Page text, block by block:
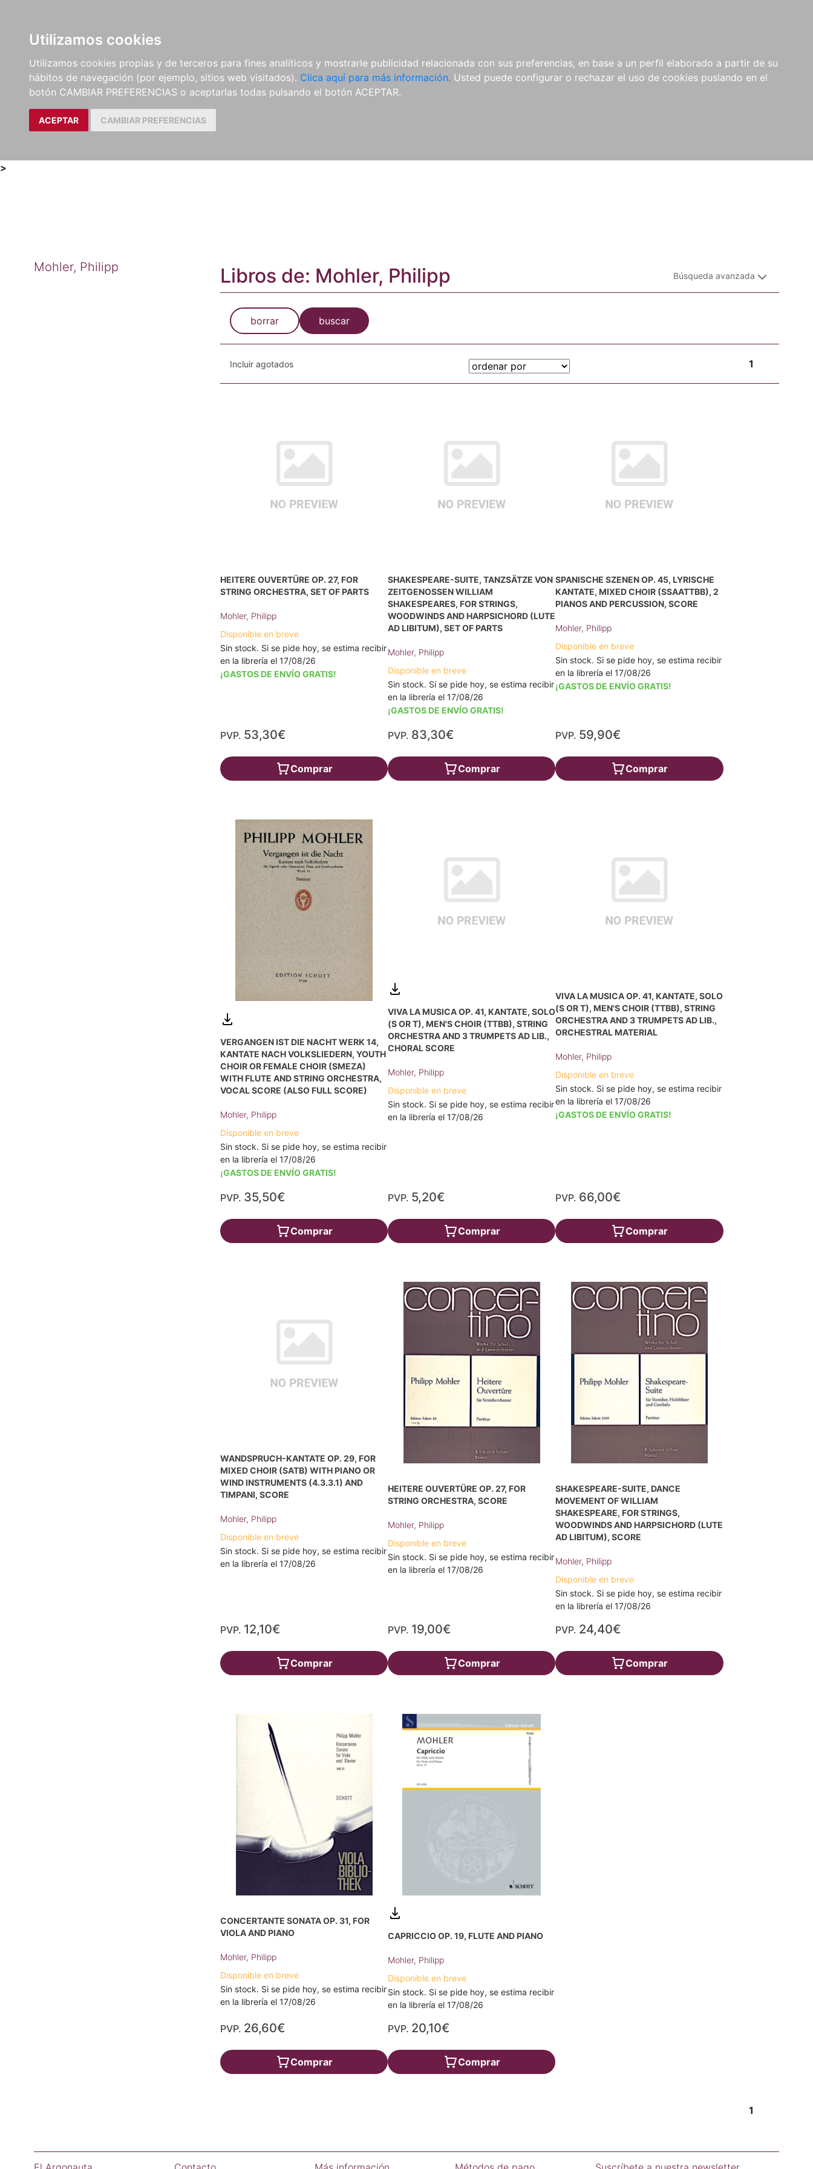
Utilizamos cookies
Utilizamos cookies propias y de terceros para fines analíticos y mostrarle publicidad relacionada con sus preferencias, en base a un perfil elaborado a partir de su
hábitos de navegación (por ejemplo, sitios web visitados). Clica aquí para más información. Usted puede configurar o rechazar el uso de cookies puslando en el
botón CAMBIAR PREFERENCIAS o aceptarlas todas pulsando el botón ACEPTAR.
ACEPTAR CAMBIAR PREFERENCIAS
LIBROS
MÉTODOS Y
EJERCICIOS
PARTITURAS Y EDICIONES
CRÍTICAS
REVISTAS
CDS Y
DVDS
MATERIAL
COMPLEMENTARIO
NOVEDADES NOTICIAS
COMPRAS
INSTITUCIONALES
>
Mohler, Philipp Libros de: Mohler, Philipp Búsqueda avanzada
borrar buscar
Incluir agotados 1
HEITERE OUVERTÜRE OP. 27, FOR
STRING ORCHESTRA, SET OF PARTS
Mohler, Philipp
Disponible en breve
Sin stock. Si se pide hoy, se estima recibir
en la librería el 17/08/26
¡GASTOS DE ENVÍO GRATIS!
PVP. 53,30€
Comprar
SHAKESPEARE-SUITE, TANZSÄTZE VON
ZEITGENOSSEN WILLIAM
SHAKESPEARES, FOR STRINGS,
WOODWINDS AND HARPSICHORD (LUTE
AD LIBITUM), SET OF PARTS
Mohler, Philipp
Disponible en breve
Sin stock. Si se pide hoy, se estima recibir
en la librería el 17/08/26
¡GASTOS DE ENVÍO GRATIS!
PVP. 83,30€
Comprar
SPANISCHE SZENEN OP. 45, LYRISCHE
KANTATE, MIXED CHOIR (SSAATTBB), 2
PIANOS AND PERCUSSION, SCORE
Mohler, Philipp
Disponible en breve
Sin stock. Si se pide hoy, se estima recibir
en la librería el 17/08/26
¡GASTOS DE ENVÍO GRATIS!
PVP. 59,90€
Comprar
VERGANGEN IST DIE NACHT WERK 14,
KANTATE NACH VOLKSLIEDERN, YOUTH
CHOIR OR FEMALE CHOIR (SMEZA)
WITH FLUTE AND STRING ORCHESTRA,
VOCAL SCORE (ALSO FULL SCORE)
Mohler, Philipp
Disponible en breve
Sin stock. Si se pide hoy, se estima recibir
en la librería el 17/08/26
¡GASTOS DE ENVÍO GRATIS!
PVP. 35,50€
Comprar
VIVA LA MUSICA OP. 41, KANTATE, SOLO
(S OR T), MEN'S CHOIR (TTBB), STRING
ORCHESTRA AND 3 TRUMPETS AD LIB.,
CHORAL SCORE
Mohler, Philipp
Disponible en breve
Sin stock. Si se pide hoy, se estima recibir
en la librería el 17/08/26
PVP. 5,20€
Comprar
VIVA LA MUSICA OP. 41, KANTATE, SOLO
(S OR T), MEN'S CHOIR (TTBB), STRING
ORCHESTRA AND 3 TRUMPETS AD LIB.,
ORCHESTRAL MATERIAL
Mohler, Philipp
Disponible en breve
Sin stock. Si se pide hoy, se estima recibir
en la librería el 17/08/26
¡GASTOS DE ENVÍO GRATIS!
PVP. 66,00€
Comprar
WANDSPRUCH-KANTATE OP. 29, FOR
MIXED CHOIR (SATB) WITH PIANO OR
WIND INSTRUMENTS (4.3.3.1) AND
TIMPANI, SCORE
Mohler, Philipp
Disponible en breve
Sin stock. Si se pide hoy, se estima recibir
en la librería el 17/08/26
PVP. 12,10€
Comprar
HEITERE OUVERTÜRE OP. 27, FOR
STRING ORCHESTRA, SCORE
Mohler, Philipp
Disponible en breve
Sin stock. Si se pide hoy, se estima recibir
en la librería el 17/08/26
PVP. 19,00€
Comprar
SHAKESPEARE-SUITE, DANCE
MOVEMENT OF WILLIAM
SHAKESPEARE, FOR STRINGS,
WOODWINDS AND HARPSICHORD (LUTE
AD LIBITUM), SCORE
Mohler, Philipp
Disponible en breve
Sin stock. Si se pide hoy, se estima recibir
en la librería el 17/08/26
PVP. 24,40€
Comprar
CONCERTANTE SONATA OP. 31, FOR
VIOLA AND PIANO
Mohler, Philipp
Disponible en breve
Sin stock. Si se pide hoy, se estima recibir
en la librería el 17/08/26
PVP. 26,60€
Comprar
CAPRICCIO OP. 19, FLUTE AND PIANO
Mohler, Philipp
Disponible en breve
Sin stock. Si se pide hoy, se estima recibir
en la librería el 17/08/26
PVP. 20,10€
Comprar
1